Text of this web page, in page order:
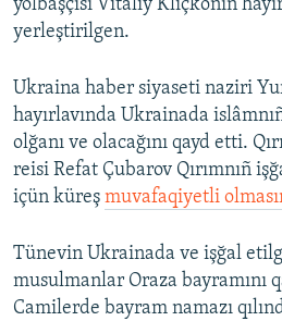
yolbaşçısı Vitaliy Kliçkonıñ
yerleştirilgen.
Ukraina haber siyaseti naziri
hayırlavında Ukrainada
olğanı ve olacağını qayd etti.
reisi Refat Çubarov Qırımnıñ
içün küreş muvafaqiyetli
Tünevin Ukrainada ve işğal
musulmanlar Oraza bayramını
Camilerde bayram namazı